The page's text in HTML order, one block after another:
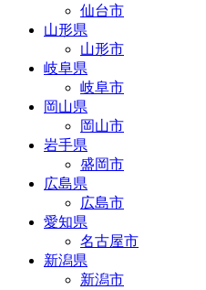
仙台市
山形県
山形市
岐阜県
岐阜市
岡山県
岡山市
岩手県
盛岡市
広島県
広島市
愛知県
名古屋市
新潟県
新潟市